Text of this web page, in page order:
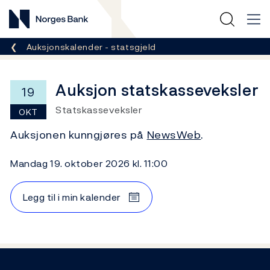
Norges Bank
Her er du nå:
Auksjonskalender - statsgjeld
19
OKT
Auksjon statskasseveksler
Statskasseveksler
Auksjonen kunngjøres på NewsWeb.
mandag 19. oktober 2026 kl. 11:00
Legg til i min kalender